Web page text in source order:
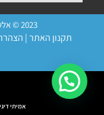
2023 © אלעד דויטש מוסיקה | האתר פועל ברשיון
תקנון האתר|
אמיתי